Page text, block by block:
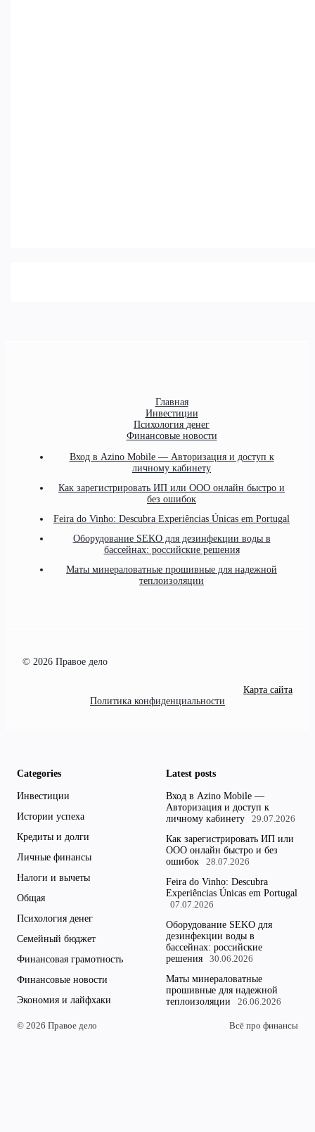
Главная
Инвестиции
Психология денег
Финансовые новости
Вход в Azino Mobile — Авторизация и доступ к
личному кабинету
Как зарегистрировать ИП или ООО онлайн быстро и
без ошибок
Feira do Vinho: Descubra Experiências Únicas em Portugal
Оборудование SEKO для дезинфекции воды в
бассейнах: российские решения
Маты минераловатные прошивные для надежной
теплоизоляции
© 2026 Правое дело
Карта сайта
Политика конфиденциальности
Categories
Инвестиции
Истории успеха
Кредиты и долги
Личные финансы
Налоги и вычеты
Общая
Психология денег
Семейный бюджет
Финансовая грамотность
Финансовые новости
Экономия и лайфхаки
Latest posts
Вход в Azino Mobile —
Авторизация и доступ к
личному кабинету
29.07.2026
Как зарегистрировать ИП или
ООО онлайн быстро и без
ошибок
28.07.2026
Feira do Vinho: Descubra
Experiências Únicas em Portugal
07.07.2026
Оборудование SEKO для
дезинфекции воды в
бассейнах: российские
решения
30.06.2026
Маты минераловатные
прошивные для надежной
теплоизоляции
26.06.2026
© 2026 Правое дело Всё про финансы